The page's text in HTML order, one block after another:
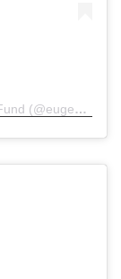
Публикация от W. Eugene Smith Memorial Fund (@eugenesmithfund)